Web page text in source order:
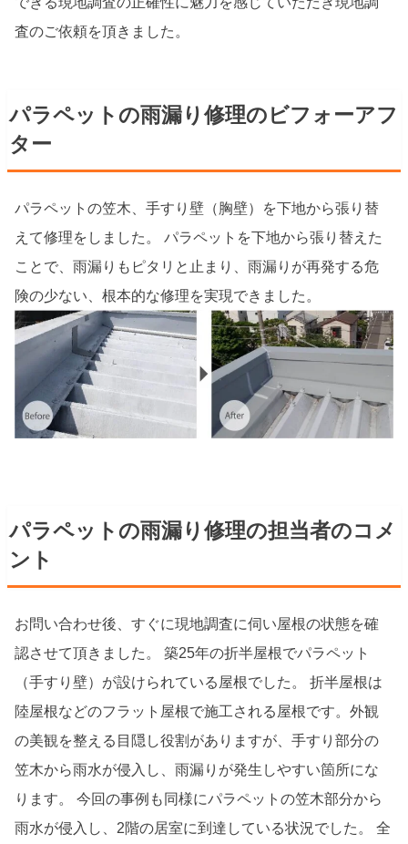
査のご依頼を頂きました。
パラペットの雨漏り修理のビフォーアフ
ター
パラペットの笠木、手すり壁（胸壁）を下地から張り替
えて修理をしました。 パラペットを下地から張り替えた
ことで、雨漏りもピタリと止まり、雨漏りが再発する危
険の少ない、根本的な修理を実現できました。
パラペットの雨漏り修理の担当者のコメ
ント
お問い合わせ後、すぐに現地調査に伺い屋根の状態を確
認させて頂きました。 築25年の折半屋根でパラペット
（手すり壁）が設けられている屋根でした。 折半屋根は
陸屋根などのフラット屋根で施工される屋根です。外観
の美観を整える目隠し役割がありますが、手すり部分の
笠木から雨水が侵入し、雨漏りが発生しやすい箇所にな
ります。 今回の事例も同様にパラペットの笠木部分から
雨水が侵入し、2階の居室に到達している状況でした。 全